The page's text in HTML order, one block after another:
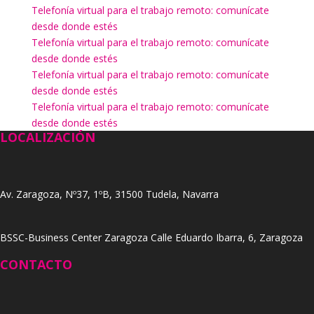
Telefonía virtual para el trabajo remoto: comunícate
desde donde estés
Telefonía virtual para el trabajo remoto: comunícate
desde donde estés
Telefonía virtual para el trabajo remoto: comunícate
desde donde estés
Telefonía virtual para el trabajo remoto: comunícate
desde donde estés
LOCALIZACIÓN
Av. Zaragoza, Nº37, 1ºB, 31500 Tudela, Navarra
BSSC-Business Center Zaragoza Calle Eduardo Ibarra, 6, Zaragoza
CONTACTO